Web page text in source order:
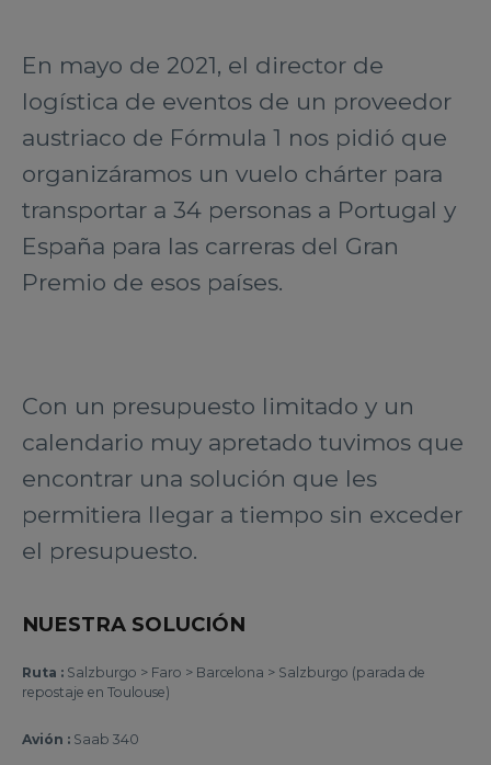
En mayo de 2021, el director de
logística de eventos de un proveedor
austriaco de Fórmula 1 nos pidió que
organizáramos un vuelo chárter para
transportar a 34 personas a Portugal y
España para las carreras del Gran
Premio de esos países.
Con un presupuesto limitado y un
calendario muy apretado tuvimos que
encontrar una solución que les
permitiera llegar a tiempo sin exceder
el presupuesto.
NUESTRA SOLUCIÓN
Ruta : Salzburgo > Faro > Barcelona > Salzburgo (parada de
repostaje en Toulouse)
Avión : Saab 340